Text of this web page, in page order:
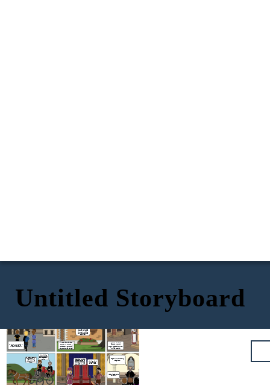
Untitled Storyboard
Sa tuwing iniisip ko ang
iyong mga mata, parang
nahuhulog ako sa isang
Si Romeo ay umakyat sa
asotea ni Juliet upang
iparamdam ang kanyang
pagmamahal sa dalaga.
KASIYHAN/PISTAHAN.
Ang narse ni Juliet ay
binalaan si Romeo
tungkol gaganaping kasal
ni Juliet at Paris.
dapat matutunan
at mapagdaanan,
Romeo. Magandang Ummaga,
Ser Capulet! nais ko
kailan gaganapin ang
kasal namin ni Juliet.
maaring sa ika-
marso, Paris.
Pagpalain kayo nawa ng
Panginoon.
Maraming Salamat
po, Friar!